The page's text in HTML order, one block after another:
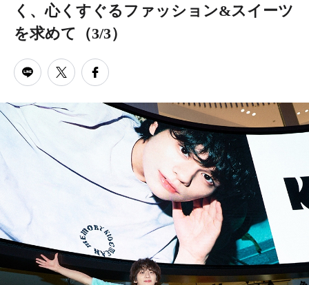
PARCOメンバーズ
く、心くすぐるファッション&スイーツ
を求めて （3/3）